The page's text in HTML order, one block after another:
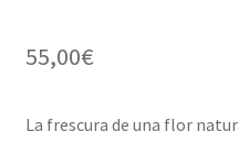
55,00€
La frescura de una flor